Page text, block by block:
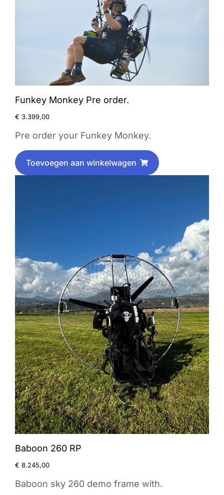
Funkey Monkey Pre order.
€ 3.399,00
Pre order your Funkey Monkey.
Toevoegen aan winkelwagen
Baboon 260 RP
€ 8.245,00
Baboon sky 260 demo frame with.